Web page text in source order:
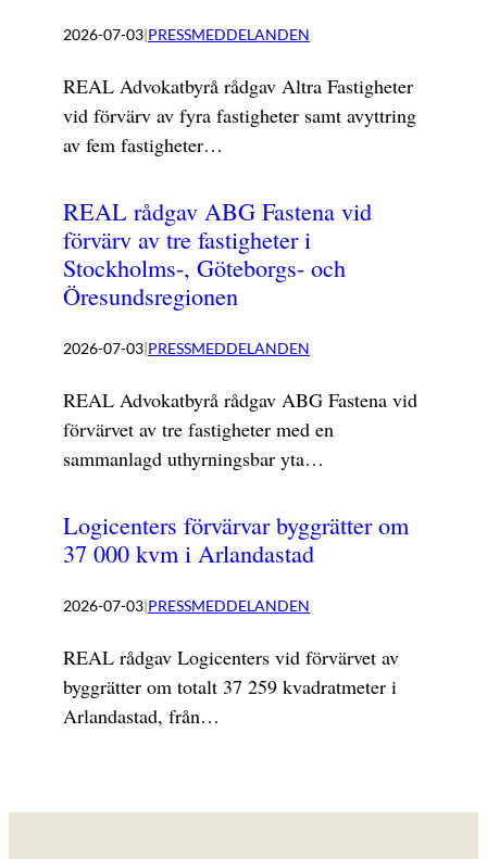
2026-07-03|PRESSMEDDELANDEN
REAL Advokatbyrå rådgav Altra Fastigheter
vid förvärv av fyra fastigheter samt avyttring
av fem fastigheter…
REAL rådgav ABG Fastena vid
förvärv av tre fastigheter i
Stockholms-, Göteborgs- och
Öresundsregionen
2026-07-03|PRESSMEDDELANDEN
REAL Advokatbyrå rådgav ABG Fastena vid
förvärvet av tre fastigheter med en
sammanlagd uthyrningsbar yta…
Logicenters förvärvar byggrätter om
37 000 kvm i Arlandastad
2026-07-03|PRESSMEDDELANDEN
REAL rådgav Logicenters vid förvärvet av
byggrätter om totalt 37 259 kvadratmeter i
Arlandastad, från…